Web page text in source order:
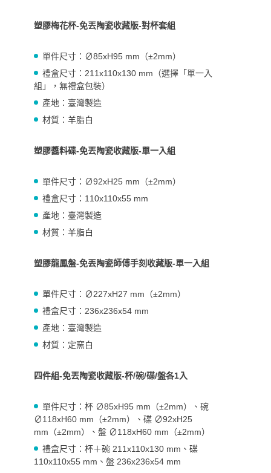
塑膠梅花杯-免丟陶瓷收藏版-對杯套組
單件尺寸：∅85xH95 mm（±2mm）
禮盒尺寸：211x110x130 mm（選擇「單一入
組」，無禮盒包裝）
產地：臺灣製造
材質：羊脂白
塑膠醬料碟-免丟陶瓷收藏版-單一入組
單件尺寸：∅92xH25 mm（±2mm）
禮盒尺寸：110x110x55 mm
產地：臺灣製造
材質：羊脂白
塑膠龍鳳盤-免丟陶瓷師傅手刻收藏版-單一入組
單件尺寸：∅227xH27 mm（±2mm）
禮盒尺寸：236x236x54 mm
產地：臺灣製造
材質：定窯白
四件組-免丟陶瓷收藏版-杯/碗/碟/盤各1入
單件尺寸：杯 ∅85xH95 mm（±2mm）、碗
∅118xH60 mm（±2mm）、碟 ∅92xH25
mm（±2mm）、盤 ∅118xH60 mm（±2mm）
禮盒尺寸：杯＋碗 211x110x130 mm、碟
110x110x55 mm、盤 236x236x54 mm